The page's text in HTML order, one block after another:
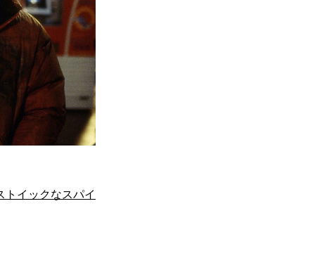
トイックなスパイ